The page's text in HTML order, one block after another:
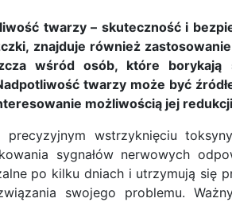
twarzy – skuteczność i
znajduje również
wśród osób, które
twarzy może być
możliwością jej
precyzyjnym wstrzyknięciu
sygnałów nerwowych
po kilku dniach i utrzymują się
swojego problemu.